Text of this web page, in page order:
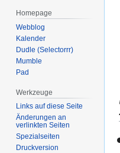
Homepage
Webblog
Kalender
Dudle (Selectorrr)
Mumble
Pad
Werkzeuge
Links auf diese Seite
Änderungen an
verlinkten Seiten
Spezialseiten
Druckversion